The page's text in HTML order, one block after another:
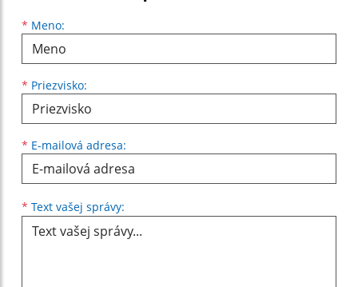
* Meno:
Meno
* Priezvisko:
Priezvisko
* E-mailová adresa:
E-mailová adresa
* Text vašej správy: